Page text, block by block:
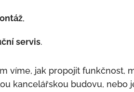
,
servis.
víme, jak propojit funkčnost,
kancelářskou budovu, nebo